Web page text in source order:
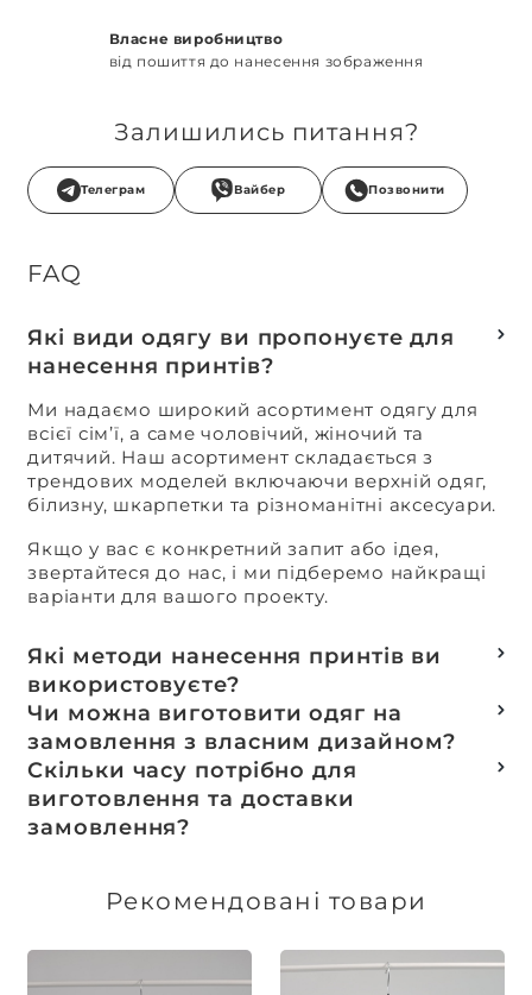
Власне виробництво
від пошиття до нанесення зображення
Залишились питання?
Телеграм Вайбер Позвонити
FAQ
Які види одягу ви пропонуєте для
нанесення принтів?
Ми надаємо широкий асортимент одягу для
всієї сім’ї, а саме чоловічий, жіночий та
дитячий. Наш асортимент складається з
трендових моделей включаючи верхній одяг,
білизну, шкарпетки та різноманітні аксесуари.
Якщо у вас є конкретний запит або ідея,
звертайтеся до нас, і ми підберемо найкращі
варіанти для вашого проекту.
Які методи нанесення принтів ви
використовуєте?
Термотранферний
Шовкотрафаретний
DTF – друк
Машинна вишивка
Чи можна виготовити одяг на
замовлення з власним дизайном?
Так, ми спеціалізуємося на розробці колекцій
та мерчу під ключ, цей процес включає підбір
тканин, розробку лекал, дизай та
завершується пошиттям готового виробу.
Скільки часу потрібно для
виготовлення та доставки
замовлення?
виготовлення індивідуальних замовлень
Рекомендовані товари